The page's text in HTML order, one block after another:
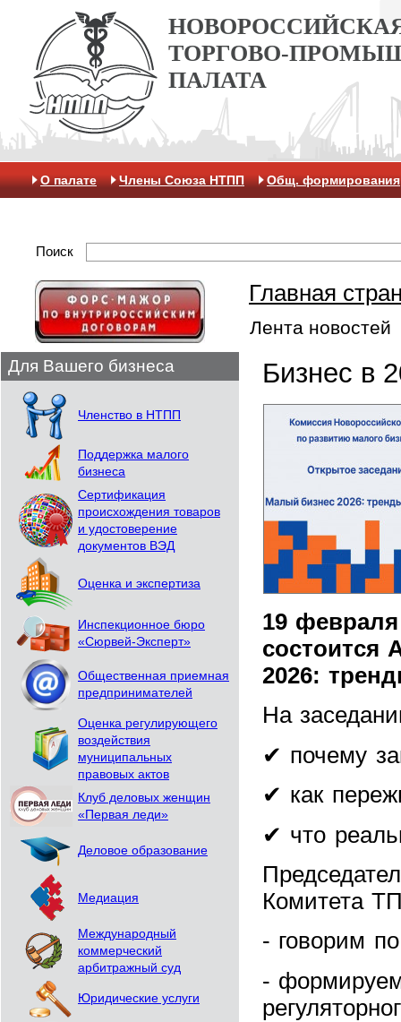
ТОРГОВО-
ПАЛАТА
О палате Члены Союза НТПП Общ. формирования
Поиск
Для Вашего бизнеса
Членство в НТПП
Поддержка малого
бизнеса
Сертификация
происхождения товаров
и удостоверение
документов ВЭД
Оценка и экспертиза
Инспекционное бюро
«Сюрвей-Эксперт»
Общественная приемная
предпринимателей
Оценка регулирующего
воздействия
муниципальных
правовых актов
Клуб деловых женщин
«Первая леди»
Деловое образование
Медиация
Международный
коммерческий
арбитражный суд
Юридические услуги
Главная
Лента новостей
Бизнес в
19
состоится
2026:
На
✔ почему
✔ как
✔ что
Комитета
- говорим
-